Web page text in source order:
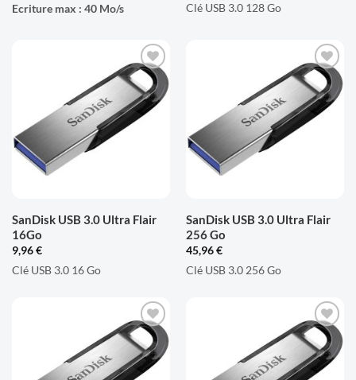
Ecriture max : 40 Mo/s
Clé USB 3.0 128 Go
AJOUTER
À LA
LISTE
D'ENVIES
SanDisk USB 3.0 Ultra Flair
16Go
9,96€
Clé USB 3.0 16 Go
AJOUTER
À LA
LISTE
D'ENVIES
SanDisk USB 3.0 Ultra Flair
256 Go
45,96€
Clé USB 3.0 256 Go
AJOUTER
À LA
LISTE
AJOUTER
À LA
LISTE